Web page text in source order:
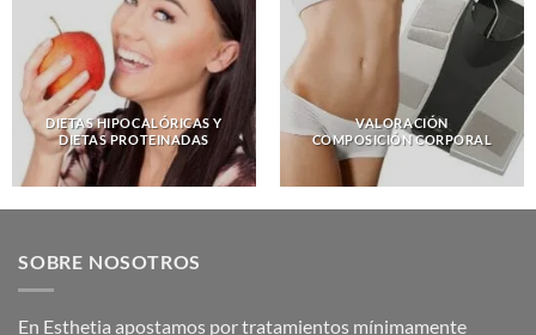
DIETAS HIPOCALÓRICAS Y
DIETAS PROTEINADAS
VALORACIÓN
COMPOSICIÓN CORPORAL
SOBRE NOSOTROS
En Esthetia apostamos por tratamientos mínimamente